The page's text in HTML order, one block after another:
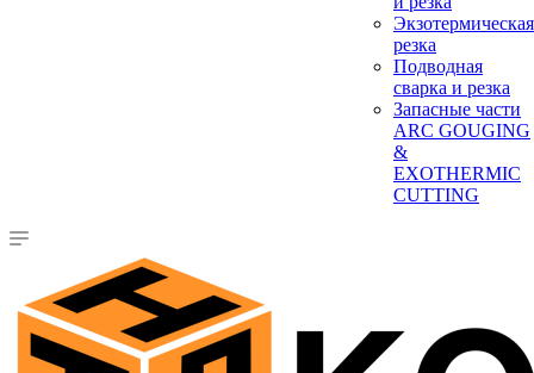
Экзотермическая
резка
Подводная
сварка и резка
Запасные части
ARC GOUGING
&
EXOTHERMIC
CUTTING